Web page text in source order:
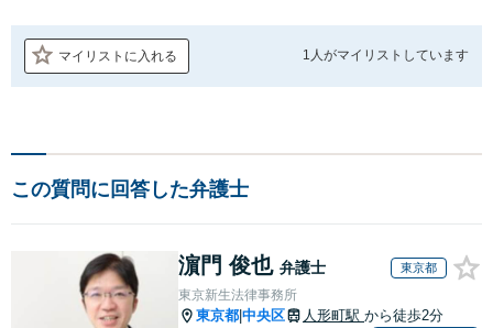
マイリストに入れる 1人がマイリストしています
この質問に回答した弁護士
濵門 俊也 弁護士 東京都
東京新生法律事務所
東京都 中央区 人形町駅 から徒歩2分